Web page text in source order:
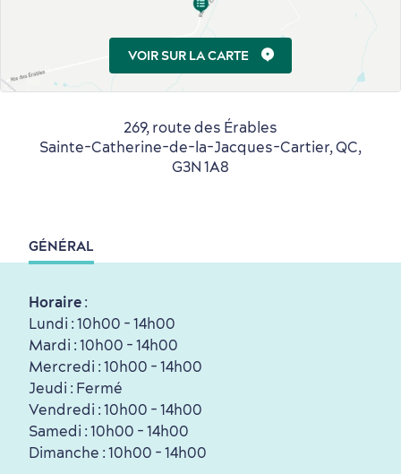
Première visite
Histoire vivante
au petit-déjeuner
Croisières internationales
GÉNÉRAL
Horaire :
Lundi : 10h00 - 14h00
Mardi : 10h00 - 14h00
Mercredi : 10h00 - 14h00
Jeudi : Fermé
Vendredi : 10h00 - 14h00
Samedi : 10h00 - 14h00
Dimanche : 10h00 - 14h00
269, route des Érables
Sainte-Catherine-de-la-Jacques-Cartier, QC,
G3N 1A8
VOIR SUR LA CARTE